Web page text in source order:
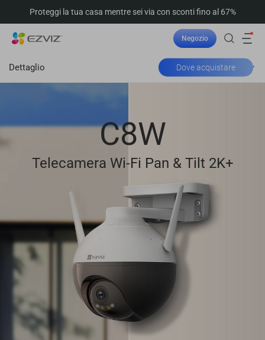
Proteggi la tua casa mentre sei via con sconti fino al 67%
Negozio
Dettaglio Dove acquistare
C8W
Telecamera Wi-Fi Pan & Tilt 2K+